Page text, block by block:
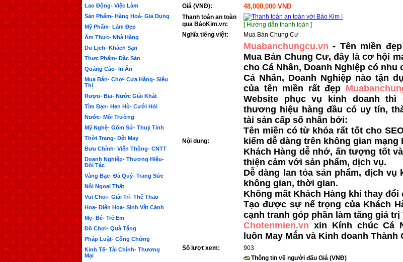
Lao Động- Việc Làm
Sản Phẩm- Hàng Hoá- Gia Dụng
Mỹ Phẩm- Làm Đẹp
Ẩm Thực- Nhà Hàng
Du Lịch- Khách Sạn
Thực Phẩm- Đặc Sản
Quảng Cáo- In Ấn
Mua Bán- Chợ- Cửa Hàng- Siêu
Thị
Rượu- Bia- Nước Giải Khát
Tìm Bạn- Hẹn Hò- Cưới Hỏi
Nước- Môi Trường
Mỹ Nghệ- Gốm Sứ- Thuỷ Tinh
Thời Trang- Dệt May
Bưu Chính- Viễn Thông- CNTT
Doanh Nghiệp- Thương Hiệu-
Đối Tác
Vàng Bạc- Đá Quý- Trang Sức
Nội Ngoại Thất
Vui Chơi- Giải Trí- Thể Thao
Hoa- Điện Hoa- Sinh Vật Cảnh
Mẹ- Bé- Trẻ Em
Đồ Chơi- Quà Tặng
Pháp Luật- Công Chứng
Kinh Tế- Tài Chính- Thương
Mại
Giá (VNĐ):
48,000,000 VNĐ
Thanh toán an toàn
qua BảoKim.vn:
[ Hướng dẫn thanh toán ]
Nghĩa tiếng việt:
Mua Bán Chung Cư
Nội dung:
Muabanchungcu.vn - Tên miền
Mua Bán Chung Cư, đây là cơ hội
cho Cá Nhân, Doanh Nghiệp có nhu
Cá Nhân, Doanh Nghiệp nào tận
của tên miền rất đẹp
Website phục vụ kinh doanh
thương hiệu hàng đầu có uy tín,
tài sản cấp số nhân bởi:
Tên miền có từ khóa rất tốt cho
kiếm dễ dàng trên không gian mạng
Khách Hàng dễ nhớ, ấn tượng tốt
thiện cảm với sản phẩm, dịch vụ.
Dễ dàng lan tỏa sản phẩm, dịch vụ
không gian, thời gian.
Không mất Khách Hàng khi thay đổi
Tạo được sự nể trọng của Khách
cạnh tranh góp phần làm tăng giá
Chotenmien.vn xin Kính chúc Cá
luôn May Mắn và Kinh doanh Thành
Số lượt xem:
903
Thông tin về người đấu Giá (VNĐ)